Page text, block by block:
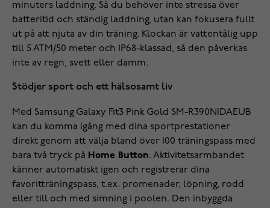
minuters laddning. Så du behöver inte stressa över
batteritid och ständig laddning, utan kan fokusera fullt
ut på att njuta av din träning. Klockan är vattentålig upp
till 5 ATM/50 meter och IP68-klassad, så den påverkas
inte av regn, svett eller damm.
Stödjer sport och ett hälsosamt liv
Med Samsung Galaxy Fit3 Pink Gold SM-R390NIDAEUB
kan du komma igång med dina sportprestationer
direkt genom att välja bland över 100 träningspass med
bara två tryck på Home Button. Aktivitetsarmbandet
känner automatiskt igen och registrerar dina
favoritträningspass, t.ex. promenader, löpning, rodd
eller till och med simning i poolen. Den inbyggda